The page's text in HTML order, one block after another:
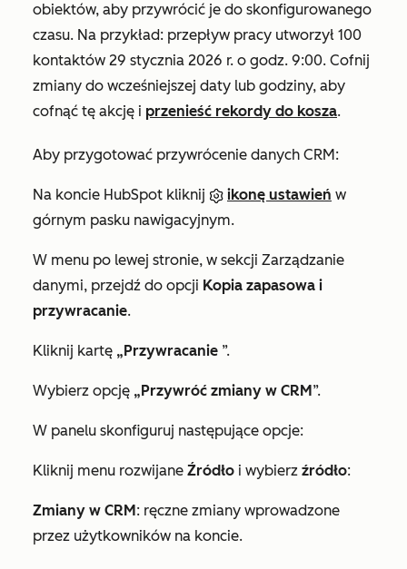
obiektów, aby przywrócić je do skonfigurowanego
czasu. Na przykład: przepływ pracy utworzył 100
kontaktów 29 stycznia 2026 r. o godz. 9:00. Cofnij
zmiany do wcześniejszej daty lub godziny, aby
cofnąć tę akcję i przenieść rekordy do kosza.
Aby przygotować przywrócenie danych CRM:
Na koncie HubSpot kliknij ikonę ustawień w
górnym pasku nawigacyjnym.
W menu po lewej stronie, w sekcji Zarządzanie
danymi, przejdź do opcji Kopia zapasowa i
przywracanie.
Kliknij kartę „Przywracanie ”.
Wybierz opcję „Przywróć zmiany w CRM”.
W panelu skonfiguruj następujące opcje:
Kliknij menu rozwijane Źródło i wybierz źródło:
Zmiany w CRM: ręczne zmiany wprowadzone
przez użytkowników na koncie.